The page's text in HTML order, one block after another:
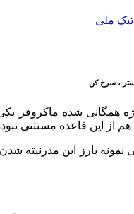
ملی
، سرخ کن
همگانی‌ شده ماکروفر
از این قاعده مستثنی
نمونه بارز این